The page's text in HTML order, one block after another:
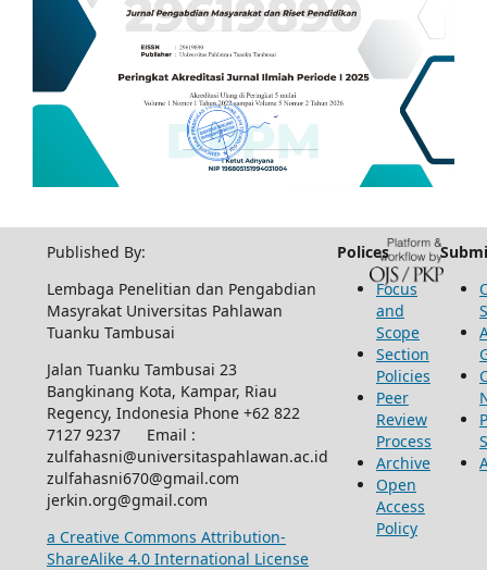
Published By:
Lembaga Penelitian dan Pengabdian
Masyrakat Universitas Pahlawan
Tuanku Tambusai
Jalan Tuanku Tambusai 23
Bangkinang Kota, Kampar, Riau
Regency, Indonesia Phone +62 822
7127 9237 Email :
zulfahasni@universitaspahlawan.ac.id
zulfahasni670@gmail.com
jerkin.org@gmail.com
a Creative Commons Attribution-
ShareAlike 4.0 International License
Polices
Focus
and
Scope
Section
Policies
Peer
Review
Process
Archive
Open
Access
Policy